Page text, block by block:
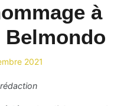
à
Belmondo
2021